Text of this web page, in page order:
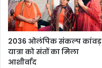
2036 ओलंपिक संकल्प कांवड़
यात्रा को संतों का मिला
आशीर्वाद